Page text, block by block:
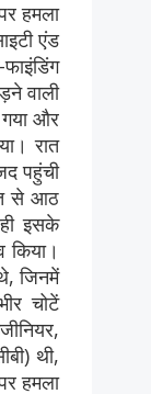
हमला
एंड
वाली
गया और
रात
पहुंची
से आठ
इसके
किया।
जिनमें
चोटें
थी,
हमला